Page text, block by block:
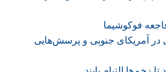
فوکوشیما
آمریکای جنوبی و پرسش‌هایی